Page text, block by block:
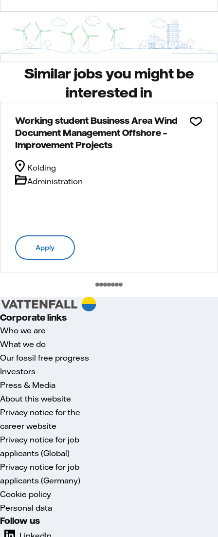
Similar jobs you might be
interested in
Working student Business Area Wind
Document Management Offshore –
Improvement Projects
Administration
Kolding
Apply
Corporate links
Who we are
What we do
Our fossil free progress
Investors
Press & Media
About this website
Privacy notice for the
career website
Privacy notice for job
applicants (Global)
Privacy notice for job
applicants (Germany)
Cookie policy
Personal data
Follow us